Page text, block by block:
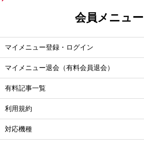
会員メニュー
マイメニュー登録・ログイン
マイメニュー退会（有料会員退会）
有料記事一覧
利用規約
対応機種